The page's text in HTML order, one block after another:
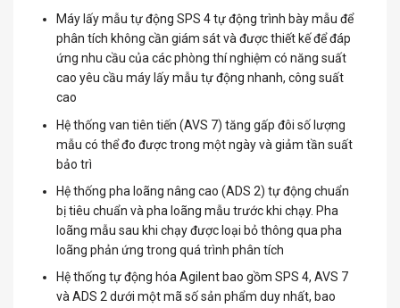
Máy lấy mẫu tự động SPS 4 tự động trình bày mẫu để
phân tích không cần giám sát và được thiết kế để đáp
ứng nhu cầu của các phòng thí nghiệm có năng suất
cao yêu cầu máy lấy mẫu tự động nhanh, công suất
cao
Hệ thống van tiên tiến (AVS 7) tăng gấp đôi số lượng
mẫu có thể đo được trong một ngày và giảm tần suất
bảo trì
Hệ thống pha loãng nâng cao (ADS 2) tự động chuẩn
bị tiêu chuẩn và pha loãng mẫu trước khi chạy. Pha
loãng mẫu sau khi chạy được loại bỏ thông qua pha
loãng phản ứng trong quá trình phân tích
Hệ thống tự động hóa Agilent bao gồm SPS 4, AVS 7
và ADS 2 dưới một mã số sản phẩm duy nhất, bao